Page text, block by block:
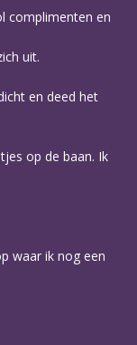
complimenten en
uit.
en deed het
op de baan. Ik
waar ik nog een